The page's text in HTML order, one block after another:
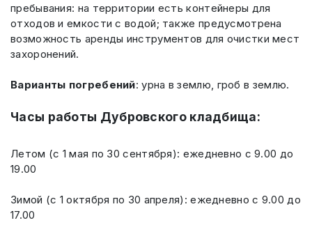
пребывания: на территории есть контейнеры для
отходов и емкости с водой; также предусмотрена
возможность аренды инструментов для очистки мест
захоронений.
Варианты погребений: урна в землю, гроб в землю.
Часы работы Дубровского кладбища:
Летом (с 1 мая по 30 сентября): ежедневно с 9.00 до
19.00
Зимой (с 1 октября по 30 апреля): ежедневно с 9.00 до
17.00